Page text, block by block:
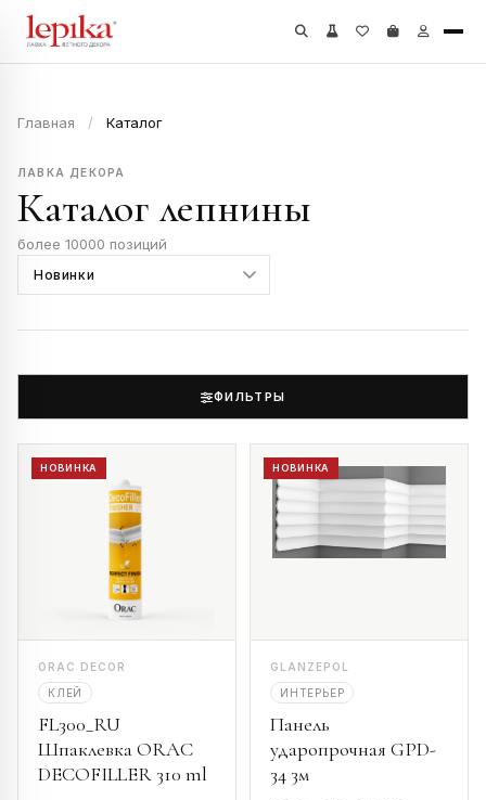
Главная / Каталог
ЛАВКА ДЕКОРА
Каталог лепнины
более 10000 позиций
ФИЛЬТРЫ
НОВИНКА
ORAC DECOR
КЛЕЙ
FL300_RU
Шпаклевка ORAC
DECOFILLER 310 ml
НОВИНКА
GLANZEPOL
ИНТЕРЬЕР
Панель
ударопрочная GPD-
34 3м